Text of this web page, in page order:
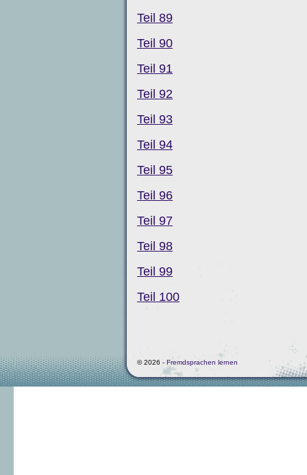
Teil 89
Teil 90
Teil 91
Teil 92
Teil 93
Teil 94
Teil 95
Teil 96
Teil 97
Teil 98
Teil 99
Teil 100
© 2026 - Fremdsprachen lernen